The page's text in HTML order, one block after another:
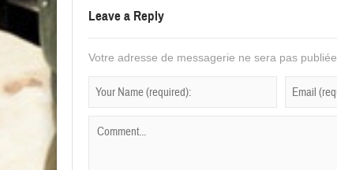
Leave a Reply
Votre adresse de messagerie ne sera pas publiée.